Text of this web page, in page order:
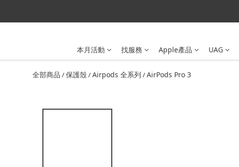
本月活動
找服務 Apple產品 UAG
全部商品 /保護殼/Airpods 全系列 /AirPods Pro 3